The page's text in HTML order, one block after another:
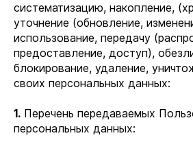
систематизацию, накопление,
уточнение (обновление,
использование, передачу
предоставление, доступ),
блокирование, удаление,
своих персональных данных:
1. Перечень передаваемых
персональных данных: